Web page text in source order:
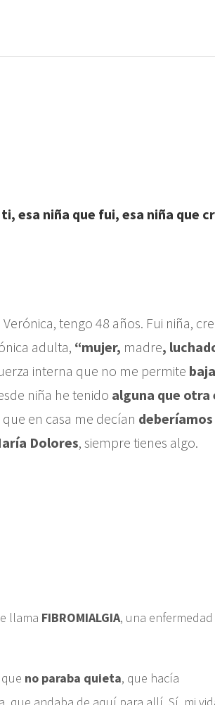
esa niña que
tengo 48 años. Fui niña,
adulta, “mujer, madre,
interna que no me permite
niña he tenido alguna que
en casa me decían
Dolores, siempre tienes algo.
llama FIBROMIALGIA, una enfermedad
que no paraba quieta, que hacía
que andaba de aquí para allí. Sí, mi